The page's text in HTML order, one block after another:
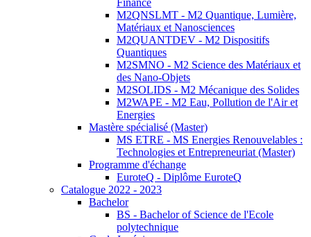
Finance
M2QNSLMT - M2 Quantique, Lumière,
Matériaux et Nanosciences
M2QUANTDEV - M2 Dispositifs
Quantiques
M2SMNO - M2 Science des Matériaux et
des Nano-Objets
M2SOLIDS - M2 Mécanique des Solides
M2WAPE - M2 Eau, Pollution de l'Air et
Energies
Mastère spécialisé (Master)
MS ETRE - MS Energies Renouvelables :
Technologies et Entrepreneuriat (Master)
Programme d'échange
EuroteQ - Diplôme EuroteQ
Catalogue 2022 - 2023
Bachelor
BS - Bachelor of Science de l'Ecole
polytechnique